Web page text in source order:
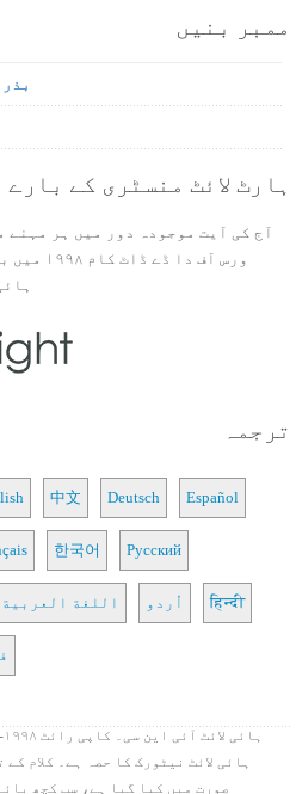
ممبر بنیں
ہارٹ لائٹ منسٹری کے بارے
ترجمہ
中文 Deutsch Español
한국어 Русский
اللغة العربية اُردو हिन्दी
ہائی لائٹ نیٹورک کا حصہ ہے۔ کلام
صورت میں کیا گیا ہے، سب کچھ